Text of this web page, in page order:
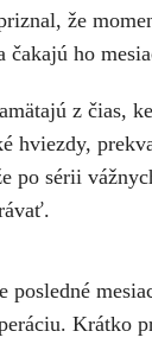
že
ho
z čias,
hviezdy,
po sérii
Krátko